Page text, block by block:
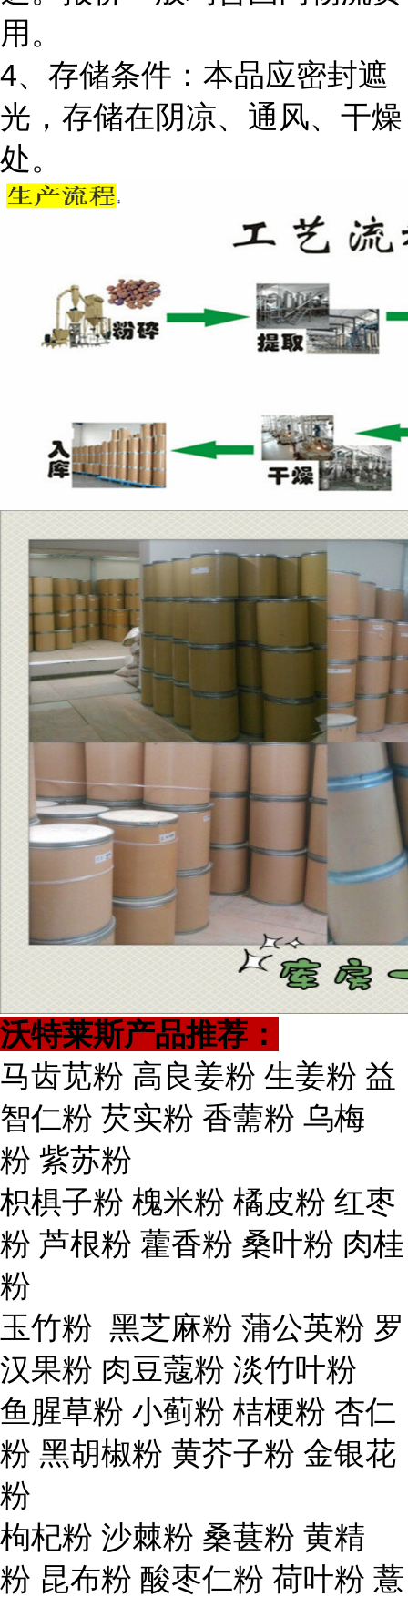
用。
4、存储条件：本品应密封遮
光，存储在阴凉、通风、干燥
处。
沃特莱斯产品推荐：
马齿苋粉 高良姜粉 生姜粉 益
智仁粉 芡实粉 香薷粉 乌梅
粉 紫苏粉
枳椇子粉 槐米粉 橘皮粉 红枣
粉 芦根粉 藿香粉 桑叶粉 肉桂
粉
玉竹粉 黑芝麻粉 蒲公英粉 罗
汉果粉 肉豆蔻粉 淡竹叶粉
鱼腥草粉 小蓟粉 桔梗粉 杏仁
粉 黑胡椒粉 黄芥子粉 金银花
粉
枸杞粉 沙棘粉 桑葚粉 黄精
粉 昆布粉 酸枣仁粉 荷叶粉 薏